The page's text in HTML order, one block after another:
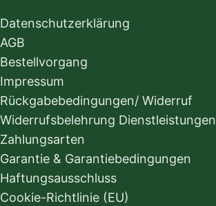
Datenschutzerklärung
AGB
Bestellvorgang
Impressum
Rückgabebedingungen/ Widerruf
Widerrufsbelehrung Dienstleistungen
Zahlungsarten
Garantie & Garantiebedingungen
Haftungsausschluss
Cookie-Richtlinie (EU)